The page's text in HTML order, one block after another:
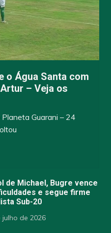
o Água Santa com
– Veja os
Guarani – 24
de Michael, Bugre vence
e segue firme
Sub-20
julho de 2026